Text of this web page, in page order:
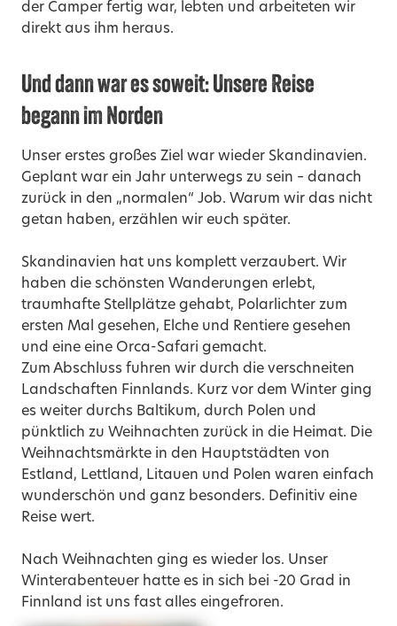
der Camper fertig war, lebten und arbeiteten wir
direkt aus ihm heraus.
Und dann war es soweit: Unsere Reise
begann im Norden
Unser erstes großes Ziel war wieder Skandinavien.
Geplant war ein Jahr unterwegs zu sein – danach
zurück in den „normalen“ Job. Warum wir das nicht
getan haben, erzählen wir euch später.
Skandinavien hat uns komplett verzaubert. Wir
haben die schönsten Wanderungen erlebt,
traumhafte Stellplätze gehabt, Polarlichter zum
ersten Mal gesehen, Elche und Rentiere gesehen
und eine eine Orca-Safari gemacht.
Zum Abschluss fuhren wir durch die verschneiten
Landschaften Finnlands. Kurz vor dem Winter ging
es weiter durchs Baltikum, durch Polen und
pünktlich zu Weihnachten zurück in die Heimat. Die
Weihnachtsmärkte in den Hauptstädten von
Estland, Lettland, Litauen und Polen waren einfach
wunderschön und ganz besonders. Definitiv eine
Reise wert.
Nach Weihnachten ging es wieder los. Unser
Winterabenteuer hatte es in sich bei -20 Grad in
Finnland ist uns fast alles eingefroren.